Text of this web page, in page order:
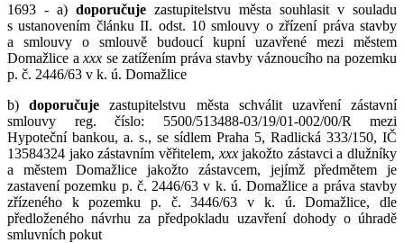
1693 - a) doporučuje zastupitelstvu města souhlasit v souladu
s ustanovením článku II. odst. 10 smlouvy o zřízení práva stavby
a smlouvy o smlouvě budoucí kupní uzavřené mezi městem
Domažlice axxx se zatížením práva stavby váznoucího na pozemku
p. č. 2446/63 v k. ú. Domažlice
b)doporučuje zastupitelstvu města schválit uzavření zástavní
smlouvy reg. číslo: 5500/513488-03/19/01-002/00/R mezi
Hypoteční bankou, a. s., se sídlem Praha 5, Radlická 333/150, IČ
13584324 jako zástavním věřitelem, xxxjakožto zástavci a dlužníky
a městem Domažlice jakožto zástavcem, jejímž předmětem je
zastavení pozemku p. č. 2446/63 v k. ú. Domažlice a práva stavby
zřízeného k pozemku p. č. 3446/63 v k. ú. Domažlice, dle
předloženého návrhu za předpokladu uzavření dohody o úhradě
smluvních pokut